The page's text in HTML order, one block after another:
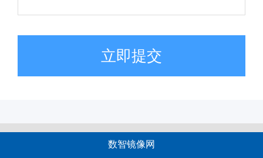
立即提交
数智镜像网